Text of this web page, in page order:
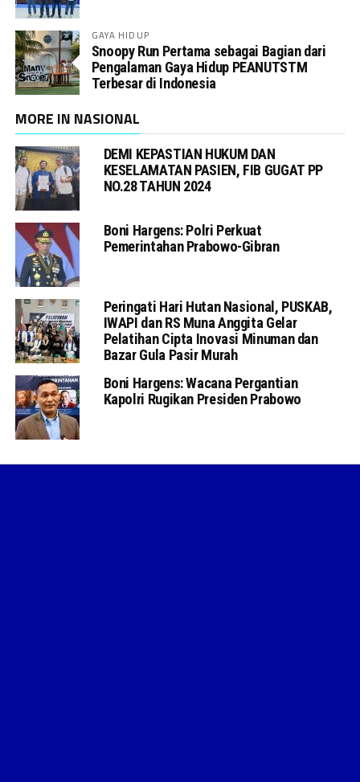
GAYA HIDUP
Snoopy Run Pertama sebagai Bagian dari
Pengalaman Gaya Hidup PEANUTSTM
Terbesar di Indonesia
MORE IN NASIONAL
DEMI KEPASTIAN HUKUM DAN
KESELAMATAN PASIEN, FIB GUGAT PP
NO.28 TAHUN 2024
Boni Hargens: Polri Perkuat
Pemerintahan Prabowo-Gibran
Peringati Hari Hutan Nasional, PUSKAB,
IWAPI dan RS Muna Anggita Gelar
Pelatihan Cipta Inovasi Minuman dan
Bazar Gula Pasir Murah
Boni Hargens: Wacana Pergantian
Kapolri Rugikan Presiden Prabowo